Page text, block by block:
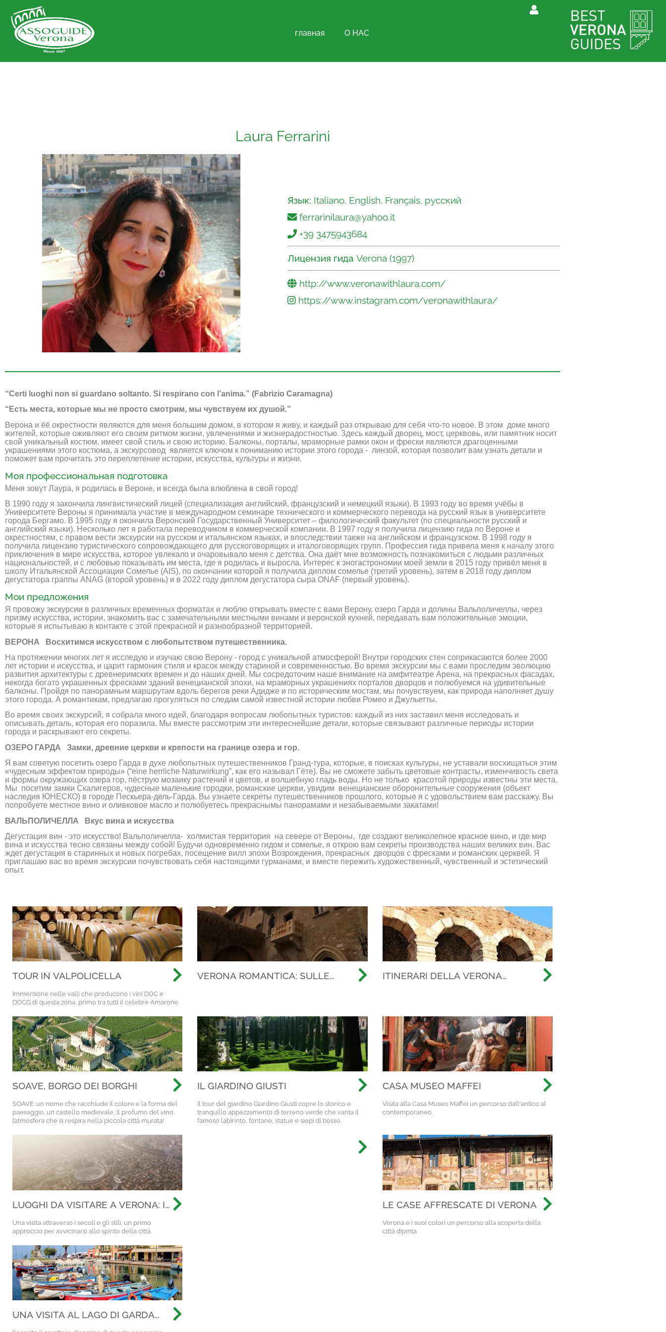
главная О НАС
Laura Ferrarini
Язык: Italiano, English, Français, русский
ferrarinilaura@yahoo.it
+39 3475943684
Лицензия гида Verona (1997)
http://www.veronawithlaura.com/
https://www.instagram.com/veronawithlaura/
“Certi luoghi non si guardano soltanto. Si respirano con l’anima.” (Fabrizio Caramagna)
“Есть места, которые мы не просто смотрим, мы чувствуем их душой.”
Верона и ёё окрестности являются для меня большим домом, в котором я живу, и каждый раз открываю для себя что-то новое. В этом доме много
жителей, которые оживляют его своим ритмом жизни, увлечениями и жизнерадостностью. Здесь каждый дворец, мост, церквовь, или памятник носит
свой уникальный костюм, имеет свой стиль и свою историю. Балконы, порталы, мраморные рамки окон и фрески являются драгоценными
украшениями этого костюма, а экскурсовод является ключом к пониманию истории этого города - линзой, которая позволит вам узнать детали и
поможет вам прочитать это переплетение истории, искусства, культуры и жизни.
Моя профессиональная подготовка
Меня зовут Лаура, я родилась в Вероне, и всегда была влюблена в свой город!
В 1990 году я закончила лингвистический лицей (специализация английский, французский и немецкий языки). В 1993 году во время учёбы в
Университете Вероны я принимала участие в международном семинаре технического и коммерческого перевода на русский язык в университете
города Бергамо. В 1995 году я окончила Веронский Государственный Университет – филологический факультет (по специальности русский и
английский языки). Несколько лет я работала переводчиком в коммерческой компании. В 1997 году я получила лицензию гида по Вероне и
окрестностям, с правом вести экскурсии на русском и итальянском языках, и впоследствии также на английском и французском. В 1998 году я
получила лицензию туристического сопровождающего для русcкоговорящих и италоговорящих групп. Профессия гида привела меня к началу этого
приключения в мире искусства, которое увлекало и очаровывало меня с детства. Она даёт мне возможность познакомиться с людьми различных
национальностей, и с любовью показывать им места, где я родилась и выросла. Интерес к эногастрономии моей земли в 2015 году привёл меня в
школу Итальянской Ассоциации Сомелье (AIS), по окончании которой я получила диплом сомелье (третий уровень), затем в 2018 году диплом
дегустатора граппы ANAG (второй уровень) и в 2022 году диплом дегустатора сыра ONAF (первый уровень).
Мои предложения
Я провожу экскурсии в различных временных форматах и люблю открывать вместе с вами Верону, озеро Гарда и долины Вальполичеллы, через
призму искусства, истории, знакомить вас с замечательными местными винами и веронской кухней, передавать вам положительные эмоции,
которые я испытываю в контакте с этой прекрасной и разнообразной территорией.
ВЕРОНА Восхитимся искусством с любопытством путешественника.
На протяжении многих лет я исследую и изучаю свою Верону - город с уникальной атмосферой! Внутри городских стен соприкасаются более 2000
лет истории и искусства, и царит гармония стиля и красок между стариной и современностью. Во время экскурсии мы с вами проследим эволюцию
развития архитектуры с древнеримских времен и до наших дней. Мы сосредоточим наше внимание на амфитеатре Арена, на прекрасных фасадах,
некогда богато украшенных фресками зданий венецианской эпохи, на мраморных украшениях порталов дворцов и полюбуемся на удивительные
балконы. Пройдя по панорамным маршрутам вдоль берегов реки Адидже и по историческим мостам, мы почувствуем, как природа наполняет душу
этого города. А романтикам, предлагаю прогуляться по следам самой известной истории любви Ромео и Джульетты.
Во время своих экскурсий, я собрала много идей, благодаря вопросам любопытных туристов: каждый из них заставил меня исследовать и
описывать деталь, которая его поразила. Мы вместе рассмотрим эти интереснейшие детали, которые связывают различные периоды истории
города и раскрывают его секреты.
ОЗЕРО ГАРДА Замки, древние церкви и крепости на границе озера и гор.
Я вам советую посетить озеро Гарда в духе любопытных путешественников Гранд-тура, которые, в поисках культуры, не уставали восхищаться этим
«чудесным эффектом природы» (“eine herrliche Naturwirkung”, как его называл Гёте). Вы не сможете забыть цветовые контрасты, изменчивость света
и формы окружающих озера гор, пёструю мозаику растений и цветов, и волшебную гладь воды. Но не только красотой природы известны эти места.
Мы посетим замки Скалигеров, чудесные маленькие городки, романские церкви, увидим венецианские оборонительные сооружения (объект
наследия ЮНЕСКО) в городе Пескьера-дель-Гарда. Вы узнаете секреты путешественников прошлого, которые я с удовольствием вам расскажу. Вы
попробуете местное вино и оливковое масло и полюбуетесь прекраснымы панорамами и незабываемыми закатами!
ВАЛЬПОЛИЧЕЛЛА Вкус вина и искусства
Дегустация вин - это искусство! Вальполичелла- холмистая территория на севере от Вероны, где создают великолепное красное вино, и где мир
вина и искусства тесно связаны между собой! Будучи одновременно гидом и сомелье, я открою вам секреты производства наших великих вин. Вас
ждет дегустация в старинных и новых погребах, посещение вилл эпохи Возрождения, прекрасных дворцов с фресками и романских церквей. Я
приглашаю вас во время экскурсии почувствовать себя настоящими гурманами, и вместе пережить художественный, чувственный и эстетический
опыт.
TOUR IN VALPOLICELLA
Immersione nelle valli che producono i vini DOC e
DOCG di questa zona, primo tra tutti il celebre Amarone.
VERONA ROMANTICA: SULLE
ITINERARI DELLA VERONA
SOAVE, BORGO DEI BORGHI
SOAVE: un nome che racchiude il colore e la forma del
paesaggio, un castello medievale, il profumo del vino,
l’atmosfera che si respira nella piccola città murata!
IL GIARDINO GIUSTI
Il tour del giardino Giardino Giusti copre lo storico e
tranquillo appezzamento di terreno verde che vanta il
famoso labirinto, fontane, statue e siepi di bosso.
CASA MUSEO MAFFEI
Visita alla Casa Museo Maffei un percorso dall'antico al
contemporaneo.
LUOGHI DA VISITARE A VERONA: I
GENERALE
Una visita attraverso i secoli e gli stili, un primo
approccio per avvicinarsi allo spirito della città.
LE CASE AFFRESCATE DI VERONA
Verona e i suoi colori un percorso alla scoperta della
città dipinta
UNA VISITA AL LAGO DI GARDA